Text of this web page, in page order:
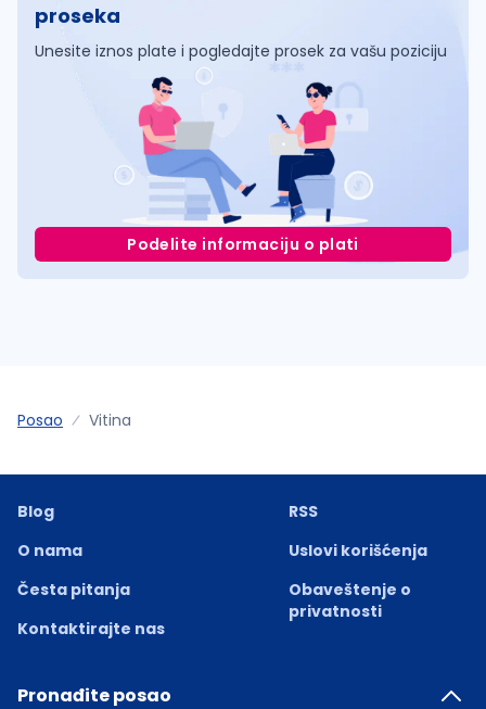
proseka
Unesite iznos plate i pogledajte prosek za vašu poziciju
Podelite informaciju o plati
Posao Vitina
Blog
O nama
Česta pitanja
Kontaktirajte nas
RSS
Uslovi korišćenja
Obaveštenje o
privatnosti
Pronađite posao